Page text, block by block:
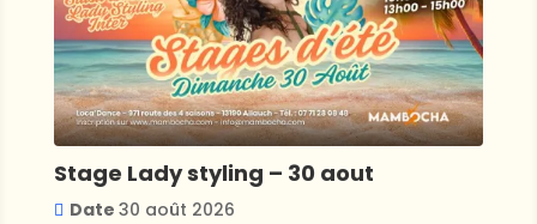
Stage Lady styling – 30 aout
Date 30 août 2026